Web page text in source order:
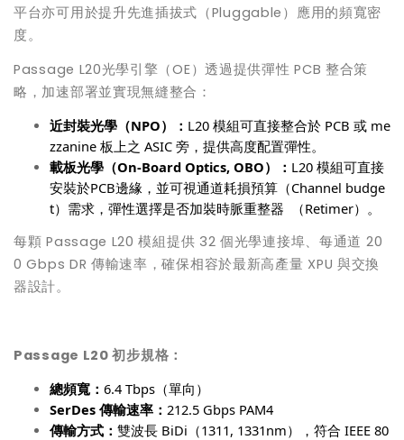
平台亦可用於提升先進插拔式（Pluggable）應用的頻寬密
度。
Passage L20光學引擎（OE）透過提供彈性 PCB 整合策
略，加速部署並實現無縫整合：
近封裝光學（NPO）： L20 模組可直接整合於 PCB 或 me
zzanine 板上之 ASIC 旁，提供高度配置彈性。
載板光學（On-Board Optics, OBO）： L20 模組可直接
安裝於PCB邊緣，並可視通道耗損預算 （Channel budge
t） 需求， 彈性選擇是否加裝時脈重整器 （Retimer）。
每顆 Passage L20 模組提供 32 個光學連接埠、每通道 20
0 Gbps DR 傳輸速率，確保相容於最新高產量 XPU 與交換
器設計。
Passage L20初步規格：
總頻寬： 6.4 Tbps （單向）
SerDes 傳輸速率： 212.5 Gbps PAM4
傳輸方式： 雙波長 BiDi （1311, 1331nm），符合 IEEE 80